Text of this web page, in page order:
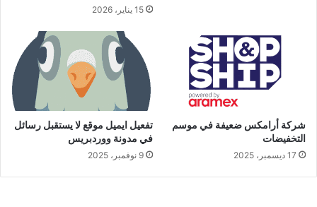
15 يناير، 2026
شركة أرامكس ضعيفة في موسم
التخفيضات
17 ديسمبر، 2025
تفعيل ايميل موقع لا يستقبل رسائل
في مدونة ووردبريس
9 نوفمبر، 2025